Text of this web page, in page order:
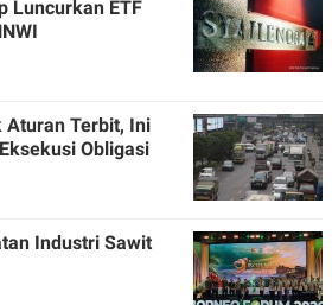
Luncurkan ETF
Aturan Terbit, Ini
Obligasi
Industri Sawit